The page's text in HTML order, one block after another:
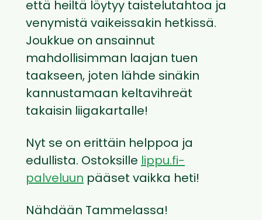
että heiltä löytyy taistelutahtoa ja
venymistä vaikeissakin hetkissä.
Joukkue on ansainnut
mahdollisimman laajan tuen
taakseen, joten lähde sinäkin
kannustamaan keltavihreät
takaisin liigakartalle!
Nyt se on erittäin helppoa ja
edullista. Ostoksille lippu.fi-
palveluun pääset vaikka heti!
Nähdään Tammelassa!